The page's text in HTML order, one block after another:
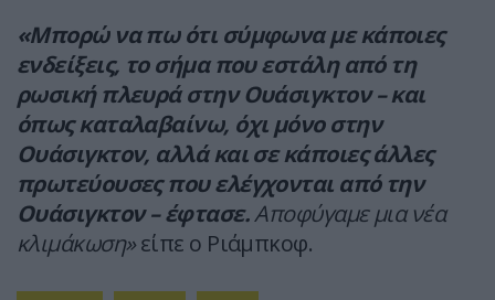
«Μπορώ να πω ότι σύμφωνα με κάποιες
ενδείξεις, το σήμα που εστάλη από τη
ρωσική πλευρά στην Ουάσιγκτον – και
όπως καταλαβαίνω, όχι μόνο στην
Ουάσιγκτον, αλλά και σε κάποιες άλλες
πρωτεύουσες που ελέγχονται από την
Ουάσιγκτον – έφτασε.Αποφύγαμε μια νέα
κλιμάκωση»είπε ο Ριάμπκοφ.